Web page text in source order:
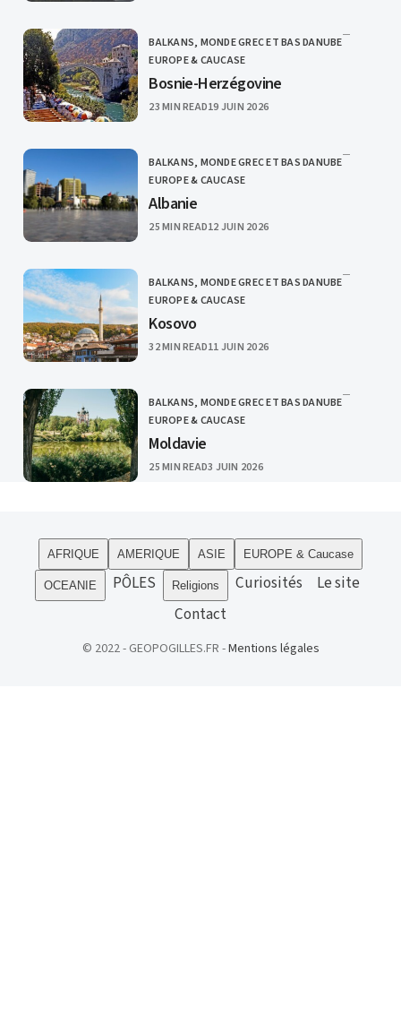
CATEGORY
BALKANS, MONDE GREC ET BAS DANUBE
EUROPE & CAUCASE
Bosnie-Herzégovine
23 MIN READPUBLISHED
19 JUIN 2026
CATEGORY
BALKANS, MONDE GREC ET BAS DANUBE
EUROPE & CAUCASE
Albanie
25 MIN READPUBLISHED
12 JUIN 2026
CATEGORY
BALKANS, MONDE GREC ET BAS DANUBE
EUROPE & CAUCASE
Kosovo
32 MIN READPUBLISHED
11 JUIN 2026
CATEGORY
BALKANS, MONDE GREC ET BAS DANUBE
EUROPE & CAUCASE
Moldavie
25 MIN READPUBLISHED
3 JUIN 2026
AFRIQUE AMERIQUE ASIE EUROPE & Caucase
OCEANIE PÔLES Religions Curiosités
Le site
Contact
© 2022 - GEOPOGILLES.FR -Mentions légales